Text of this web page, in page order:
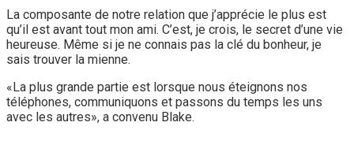
La composante de notre relation que j’apprécie le plus est
qu’il est avant tout mon ami. C’est, je crois, le secret d’une vie
heureuse. Même si je ne connais pas la clé du bonheur, je
sais trouver la mienne.
«La plus grande partie est lorsque nous éteignons nos
téléphones, communiquons et passons du temps les uns
avec les autres», a convenu Blake.